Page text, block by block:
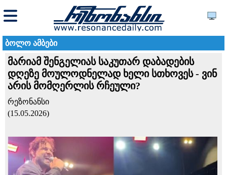
ბოლო ამბები
მარიამ შენგელიას საკუთარ დაბადების
დღეზე მოულოდნელად ხელი სთხოვეს - ვინ
არის მომღერლის რჩეული?
რეზონანსი
(15.05.2026)